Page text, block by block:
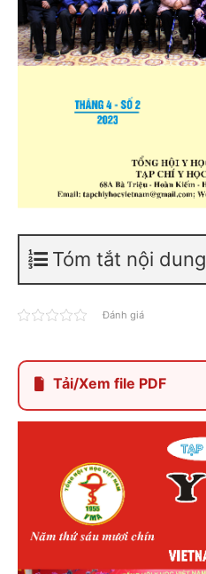
Tóm tắt nội dung
Đánh giá
Tải/Xem file PDF